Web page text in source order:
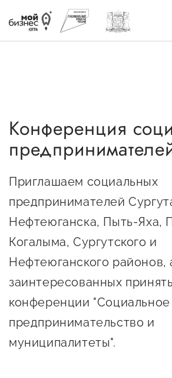
Избранное
Быть в курсе
Мероприятия
Новости
Онлайн-витрина
Социальные сети "Мой
Бизнес Югра"
Меры поддержки
Конференция
Приглашаем социальных
предпринимателей
Нефтеюганска, Пыть-Яха,
Когалыма, Сургутского и
Нефтеюганского районов,
заинтересованных
конференции "Социальное
предпринимательство и
муниципалитеты".